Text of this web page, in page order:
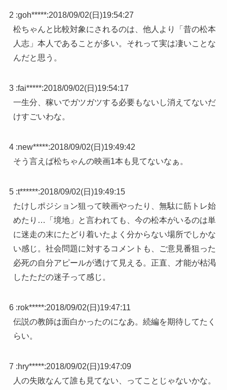
2 :goh*****:2018/09/02(日)19:54:27
松ちゃんと比較対象にされるのは、他人より「昔の松本
人志」本人であることが多い。それって実は凄いことな
んだと思う。
3 :fai*****:2018/09/02(日)19:54:17
一生分、稼いでガツガツする必要もないし消えてないだ
けすごいわな。
4 :new*****:2018/09/02(日)19:49:42
そう言えば松ちゃんの映画1本も見てないなぁ。
5 :t******:2018/09/02(日)19:49:15
たけしポジション狙って映画やったり、無駄に筋トレ始
めたり…「境地」と言われても、今の松本がいるのは単
に迷走の末にたどり着いたよく分からない場所でしかな
い感じ。社会問題に対するコメントも、ご意見番狙った
必死の自分アピールが透けて見える。正直、才能が枯渇
したただの迷子って感じ。
6 :rok*****:2018/09/02(日)19:47:11
伝説の教師は面白かったのになあ。続編を期待してたく
らい。
7 :hry*****:2018/09/02(日)19:47:09
人の失敗なんて誰も見てない、ってことじゃないかな。